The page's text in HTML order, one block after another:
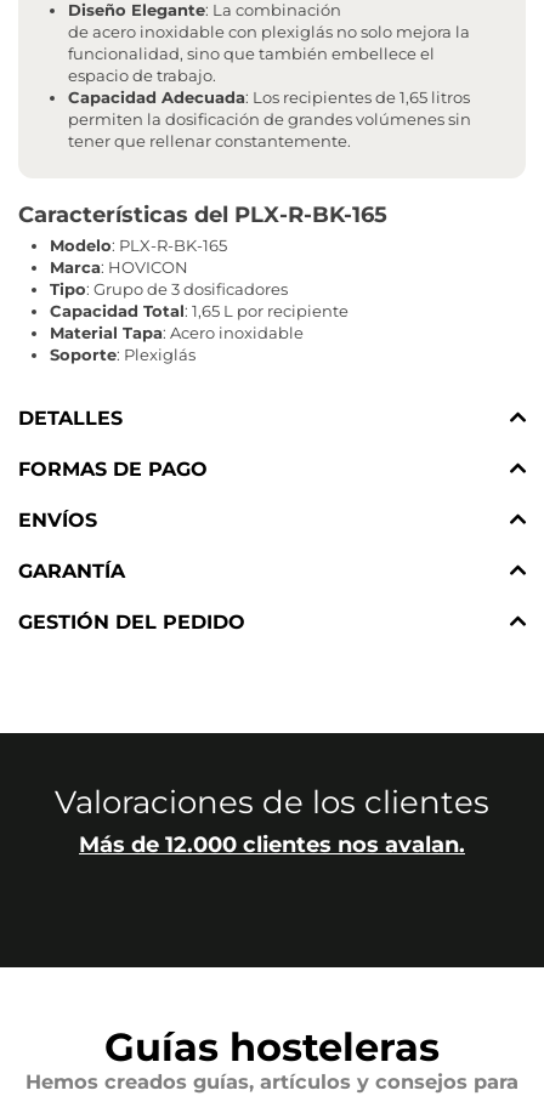
Diseño Elegante: La combinación
de acero inoxidable con plexiglás no solo mejora la
funcionalidad, sino que también embellece el
espacio de trabajo.
Capacidad Adecuada: Los recipientes de 1,65 litros
permiten la dosificación de grandes volúmenes sin
tener que rellenar constantemente.
Características del PLX-R-BK-165
Modelo: PLX-R-BK-165
Marca: HOVICON
Tipo: Grupo de 3 dosificadores
Capacidad Total: 1,65 L por recipiente
Material Tapa: Acero inoxidable
Soporte: Plexiglás
DETALLES
FORMAS DE PAGO
ENVÍOS
GARANTÍA
GESTIÓN DEL PEDIDO
Valoraciones de los clientes
Más de 12.000 clientes nos avalan.
Guías hosteleras
Hemos creados guías, artículos y consejos para